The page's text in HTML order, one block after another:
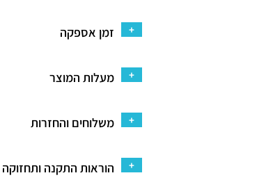
זמן אספקה +
מעלות המוצר +
משלוחים והחזרות +
הוראות התקנה ותחזוקה +